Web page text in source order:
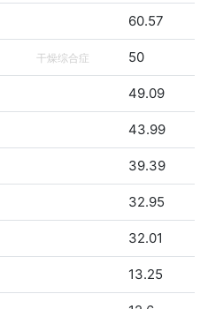
60.57
干燥综合症 50
49.09
43.99
39.39
32.95
32.01
13.25